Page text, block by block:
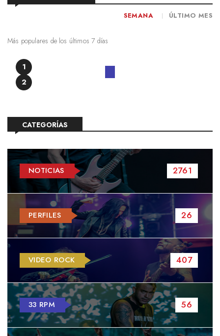
SEMANA ÚLTIMO MES
Más populares de los últimos 7 días
1
2
CATEGORÍAS
NOTICIAS 2761
PERFILES 26
VIDEO ROCK 407
33 RPM 56